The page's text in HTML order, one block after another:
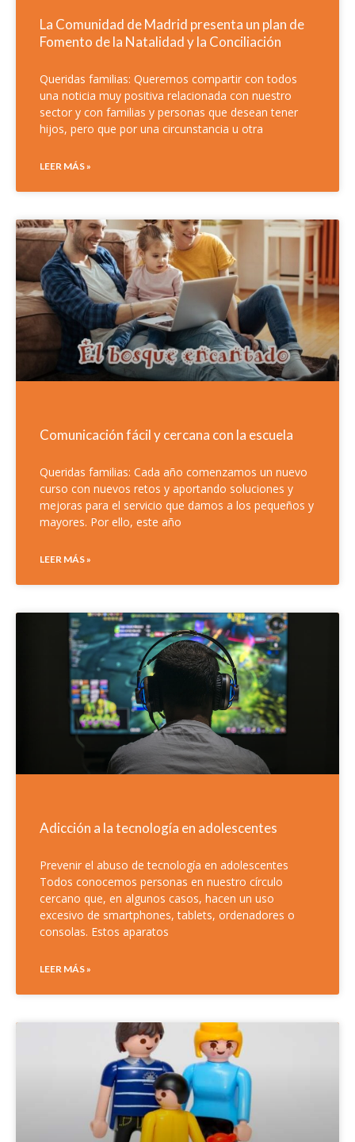
La Comunidad de Madrid presenta un plan de
Fomento de la Natalidad y la Conciliación
Queridas familias: Queremos compartir con todos
una noticia muy positiva relacionada con nuestro
sector y con familias y personas que desean tener
hijos, pero que por una circunstancia u otra
LEER MÁS »
Comunicación fácil y cercana con la escuela
Queridas familias: Cada año comenzamos un nuevo
curso con nuevos retos y aportando soluciones y
mejoras para el servicio que damos a los pequeños y
mayores. Por ello, este año
LEER MÁS »
Adicción a la tecnología en adolescentes
Prevenir el abuso de tecnología en adolescentes
Todos conocemos personas en nuestro círculo
cercano que, en algunos casos, hacen un uso
excesivo de smartphones, tablets, ordenadores o
consolas. Estos aparatos
LEER MÁS »